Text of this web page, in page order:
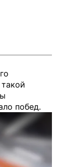
побед.